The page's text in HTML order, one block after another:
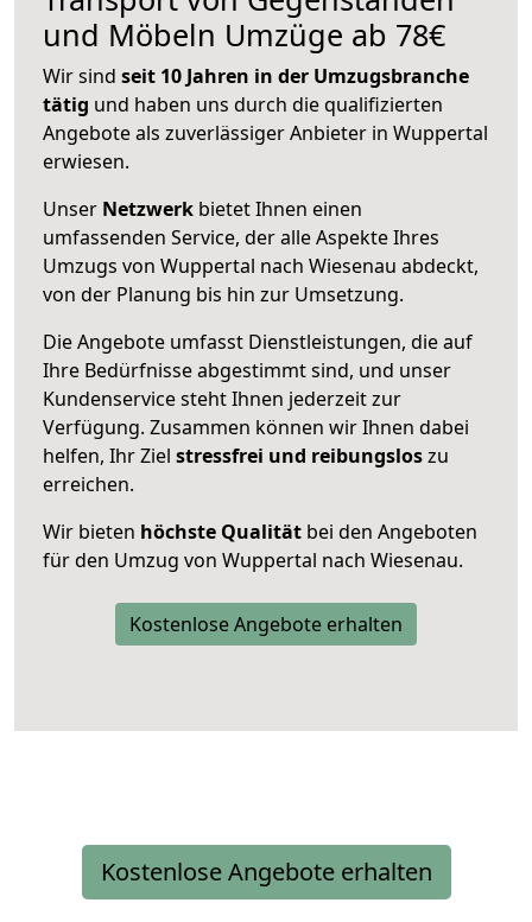
und Möbeln Umzüge ab 78€
Wir sind seit 10 Jahren in der Umzugsbranche
tätig und haben uns durch die qualifizierten
Angebote als zuverlässiger Anbieter in Wuppertal
erwiesen.
Unser Netzwerk bietet Ihnen einen
umfassenden Service, der alle Aspekte Ihres
Umzugs von Wuppertal nach Wiesenau abdeckt,
von der Planung bis hin zur Umsetzung.
Die Angebote umfasst Dienstleistungen, die auf
Ihre Bedürfnisse abgestimmt sind, und unser
Kundenservice steht Ihnen jederzeit zur
Verfügung. Zusammen können wir Ihnen dabei
helfen, Ihr Ziel stressfrei und reibungsloszu
erreichen.
Wir bieten höchste Qualität bei den Angeboten
für den Umzug von Wuppertal nach Wiesenau.
Kostenlose Angebote erhalten
Kostenlose Angebote erhalten